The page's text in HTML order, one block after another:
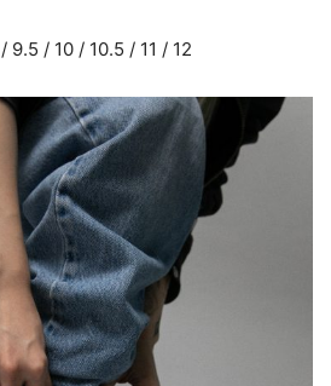
9.5 / 10 / 10.5 / 11 / 12